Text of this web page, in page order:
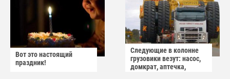
Вот это настоящий
праздник!
Следующие в колонне
грузовики везут: насос,
домкрат, аптечка,